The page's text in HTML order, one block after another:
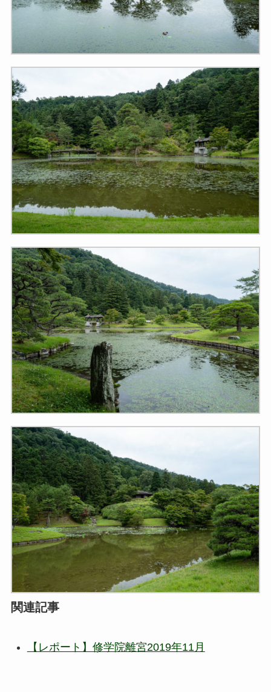
関連記事
【レポート】修学院離宮2019年11月